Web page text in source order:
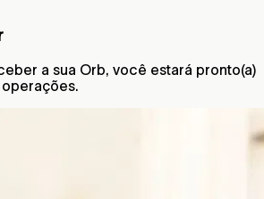
a sua Orb, você estará pronto(a)